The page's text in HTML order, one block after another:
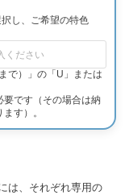
し、ご希望の特色
で）」の「U」または
要です（その場合は納
す）。
は、それぞれ専用の